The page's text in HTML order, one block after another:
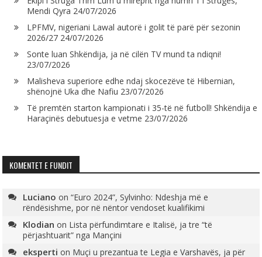
Mendi Qyra 24/07/2026
LPFMV, nigeriani Lawal autorë i golit të parë për sezonin
2026/27 24/07/2026
Sonte luan Shkëndija, ja në cilën TV mund ta ndiqni!
23/07/2026
Malisheva superiore edhe ndaj skocezëve të Hibernian,
shënojnë Uka dhe Nafiu 23/07/2026
Të premtën starton kampionati i 35-të në futboll! Shkëndija e
Haraçinës debutuesja e vetme 23/07/2026
KOMENTET E FUNDIT
Luciano on“Euro 2024”, Sylvinho: Ndeshja më e
rëndësishme, por në nëntor vendoset kualifikimi
Klodian on Lista përfundimtare e Italisë, ja tre “të
përjashtuarit” nga Mançini
eksperti on Muçi u prezantua te Legia e Varshavës, ja për